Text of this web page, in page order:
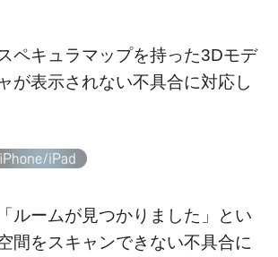
ペキュラマップを持った3Dモデ
が表示されない不具合に対応し
ルームが見つかりました」とい
間をスキャンできない不具合に